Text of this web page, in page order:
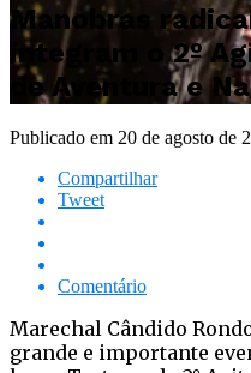
Manobras
integram o 2º
de Aventura e
Publicado em 20 de agosto de
Compartilhar
Tweet
Comentário
Marechal Cândido
grande e importante